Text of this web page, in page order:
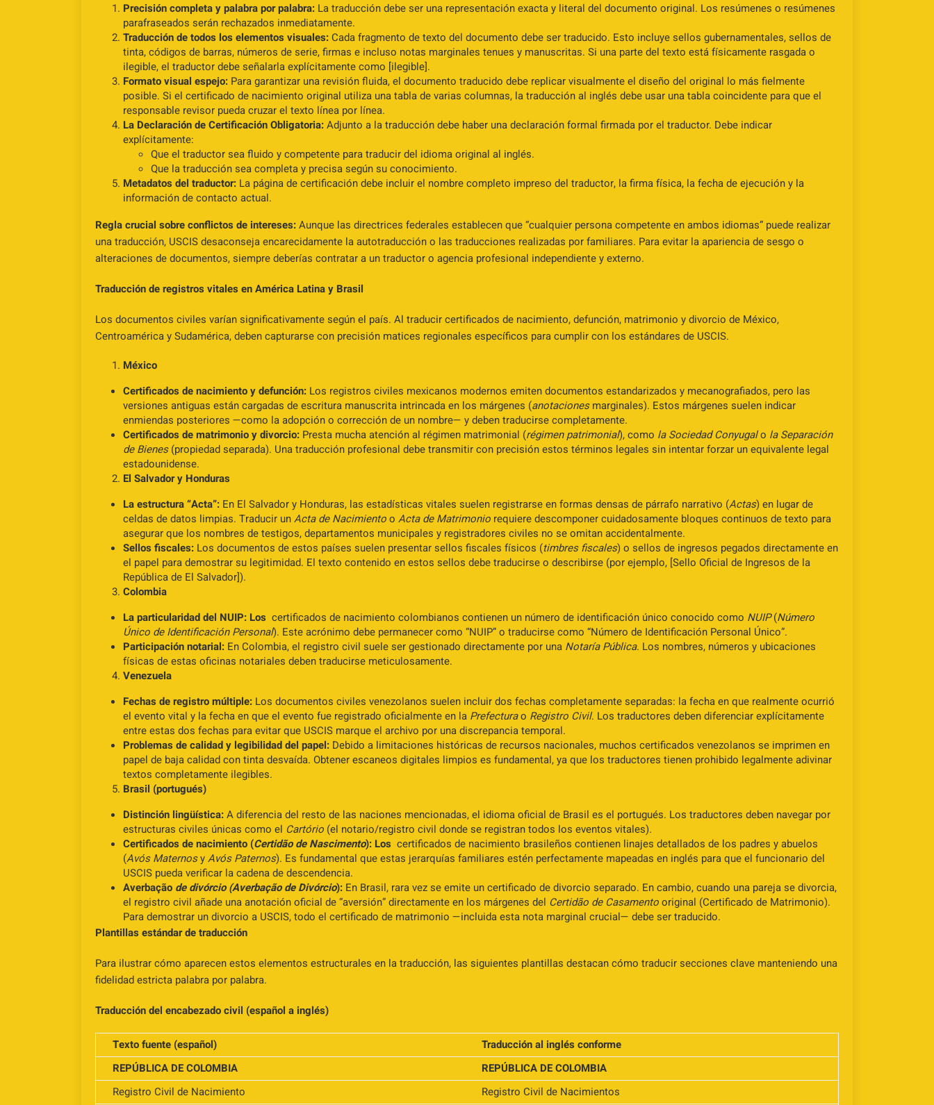
Precisión completa y palabra por palabra: La traducción debe ser una representación exacta y literal del documento original. Los resúmenes o resúmenes
parafraseados serán rechazados inmediatamente.
Traducción de todos los elementos visuales:Cada fragmento de texto del documento debe ser traducido. Esto incluye sellos gubernamentales, sellos de
tinta, códigos de barras, números de serie, firmas e incluso notas marginales tenues y manuscritas. Si una parte del texto está físicamente rasgada o
ilegible, el traductor debe señalarla explícitamente como [ilegible].
Formato visual espejo: Para garantizar una revisión fluida, el documento traducido debe replicar visualmente el diseño del original lo más fielmente
posible. Si el certificado de nacimiento original utiliza una tabla de varias columnas, la traducción al inglés debe usar una tabla coincidente para que el
responsable revisor pueda cruzar el texto línea por línea.
La Declaración de Certificación Obligatoria:Adjunto a la traducción debe haber una declaración formal firmada por el traductor. Debe indicar
explícitamente:
Que el traductor sea fluido y competente para traducir del idioma original al inglés.
Que la traducción sea completa y precisa según su conocimiento.
Metadatos del traductor: La página de certificación debe incluir el nombre completo impreso del traductor, la firma física, la fecha de ejecución y la
información de contacto actual.
Regla crucial sobre conflictos de intereses:Aunque las directrices federales establecen que “cualquier persona competente en ambos idiomas” puede realizar
una traducción, USCIS desaconseja encarecidamente la autotraducción o las traducciones realizadas por familiares. Para evitar la apariencia de sesgo o
alteraciones de documentos, siempre deberías contratar a un traductor o agencia profesional independiente y externo.
Traducción de registros vitales en América Latina y Brasil
Los documentos civiles varían significativamente según el país. Al traducir certificados de nacimiento, defunción, matrimonio y divorcio de México,
Centroamérica y Sudamérica, deben capturarse con precisión matices regionales específicos para cumplir con los estándares de USCIS.
México
Certificados de nacimiento y defunción: Los registros civiles mexicanos modernos emiten documentos estandarizados y mecanografiados, pero las
versiones antiguas están cargadas de escritura manuscrita intrincada en los márgenes (anotacionesmarginales). Estos márgenes suelen indicar
enmiendas posteriores —como la adopción o corrección de un nombre— y deben traducirse completamente.
Certificados de matrimonio y divorcio: Presta mucha atención al régimen matrimonial (régimen patrimonial), como la Sociedad Conyugalo la Separación
de Bienes(propiedad separada). Una traducción profesional debe transmitir con precisión estos términos legales sin intentar forzar un equivalente legal
estadounidense.
El Salvador y Honduras
La estructura “Acta”: En El Salvador y Honduras, las estadísticas vitales suelen registrarse en formas densas de párrafo narrativo (Actas) en lugar de
celdas de datos limpias. Traducir unActa de Nacimientoo Acta de Matrimonio requiere descomponer cuidadosamente bloques continuos de texto para
asegurar que los nombres de testigos, departamentos municipales y registradores civiles no se omitan accidentalmente.
Sellos fiscales: Los documentos de estos países suelen presentar sellos fiscales físicos (timbres fiscales) o sellos de ingresos pegados directamente en
el papel para demostrar su legitimidad. El texto contenido en estos sellos debe traducirse o describirse (por ejemplo, [Sello Oficial de Ingresos de la
República de El Salvador]).
Colombia
La particularidad del NUIP: Los certificados de nacimiento colombianos contienen un número de identificación único conocido como NUIP(Número
Único de Identificación Personal). Este acrónimo debe permanecer como “NUIP” o traducirse como “Número de Identificación Personal Único”.
Participación notarial: En Colombia, el registro civil suele ser gestionado directamente por una Notaría Pública. Los nombres, números y ubicaciones
físicas de estas oficinas notariales deben traducirse meticulosamente.
Venezuela
Fechas de registro múltiple: Los documentos civiles venezolanos suelen incluir dos fechas completamente separadas: la fecha en que realmente ocurrió
el evento vital y la fecha en que el evento fue registrado oficialmente en la Prefecturao Registro Civil. Los traductores deben diferenciar explícitamente
entre estas dos fechas para evitar que USCIS marque el archivo por una discrepancia temporal.
Problemas de calidad y legibilidad del papel: Debido a limitaciones históricas de recursos nacionales, muchos certificados venezolanos se imprimen en
papel de baja calidad con tinta desvaída. Obtener escaneos digitales limpios es fundamental, ya que los traductores tienen prohibido legalmente adivinar
textos completamente ilegibles.
Brasil (portugués)
Distinción lingüística:A diferencia del resto de las naciones mencionadas, el idioma oficial de Brasil es el portugués. Los traductores deben navegar por
estructuras civiles únicas como el Cartório (el notario/registro civil donde se registran todos los eventos vitales).
Certificados de nacimiento (Certidão de Nascimento): Los certificados de nacimiento brasileños contienen linajes detallados de los padres y abuelos
(Avós MaternosyAvós Paternos). Es fundamental que estas jerarquías familiares estén perfectamente mapeadas en inglés para que el funcionario del
USCIS pueda verificar la cadena de descendencia.
Averbação de divórcio (Averbação de Divórcio): En Brasil, rara vez se emite un certificado de divorcio separado. En cambio, cuando una pareja se divorcia,
el registro civil añade una anotación oficial de “aversión” directamente en los márgenes del Certidão de Casamentooriginal (Certificado de Matrimonio).
Para demostrar un divorcio a USCIS, todo el certificado de matrimonio —incluida esta nota marginal crucial— debe ser traducido.
Plantillas estándar de traducción
Para ilustrar cómo aparecen estos elementos estructurales en la traducción, las siguientes plantillas destacan cómo traducir secciones clave manteniendo una
fidelidad estricta palabra por palabra.
Traducción del encabezado civil (español a inglés)
Texto fuente (español)
Traducción al inglés conforme
REPÚBLICA DE COLOMBIA
REPÚBLICA DE COLOMBIA
Registro Civil de Nacimiento
Registro Civil de Nacimientos